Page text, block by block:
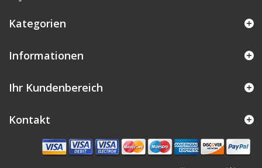
Kategorien
Informationen
Ihr Kundenbereich
Kontakt